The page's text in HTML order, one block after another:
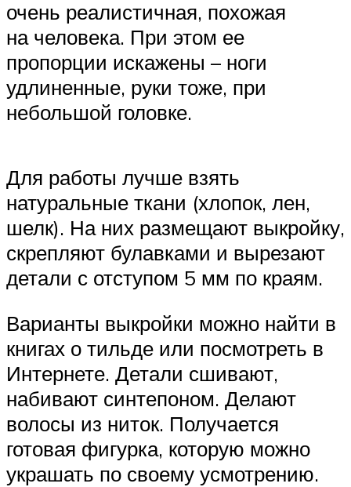
очень реалистичная, похожая
на человека. При этом ее
пропорции искажены – ноги
удлиненные, руки тоже, при
небольшой головке.
Для работы лучше взять
натуральные ткани (хлопок, лен,
шелк). На них размещают выкройку,
скрепляют булавками и вырезают
детали с отступом 5 мм по краям.
Варианты выкройки можно найти в
книгах о тильде или посмотреть в
Интернете. Детали сшивают,
набивают синтепоном. Делают
волосы из ниток. Получается
готовая фигурка, которую можно
украшать по своему усмотрению.